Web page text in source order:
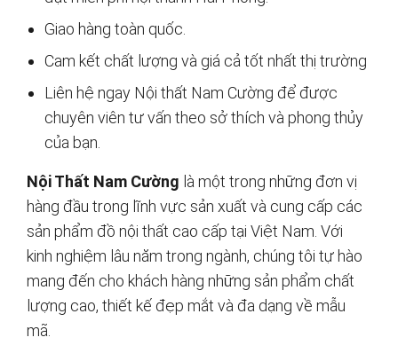
Giao hàng toàn quốc.
Cam kết chất lượng và giá cả tốt nhất thị trường
Liên hệ ngay Nội thất Nam Cường để được
chuyên viên tư vấn theo sở thích và phong thủy
của bạn.
Nội Thất Nam Cường là một trong những đơn vị
hàng đầu trong lĩnh vực sản xuất và cung cấp các
sản phẩm đồ nội thất cao cấp tại Việt Nam. Với
kinh nghiệm lâu năm trong ngành, chúng tôi tự hào
mang đến cho khách hàng những sản phẩm chất
lượng cao, thiết kế đẹp mắt và đa dạng về mẫu
mã.